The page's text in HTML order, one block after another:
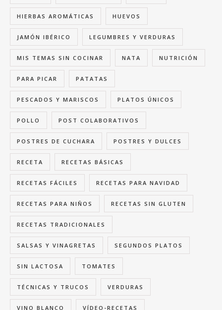
HIERBAS AROMÁTICAS HUEVOS
JAMÓN IBÉRICO LEGUMBRES Y VERDURAS
MIS TEMAS SIN COCINAR NATA NUTRICIÓN
PARA PICAR PATATAS
PESCADOS Y MARISCOS PLATOS ÚNICOS
POLLO POST COLABORATIVOS
POSTRES DE CUCHARA POSTRES Y DULCES
RECETA RECETAS BÁSICAS
RECETAS FÁCILES RECETAS PARA NAVIDAD
RECETAS PARA NIÑOS RECETAS SIN GLUTEN
RECETAS TRADICIONALES
SALSAS Y VINAGRETAS SEGUNDOS PLATOS
SIN LACTOSA TOMATES
TÉCNICAS Y TRUCOS VERDURAS
VINO BLANCO VÍDEO-RECETAS